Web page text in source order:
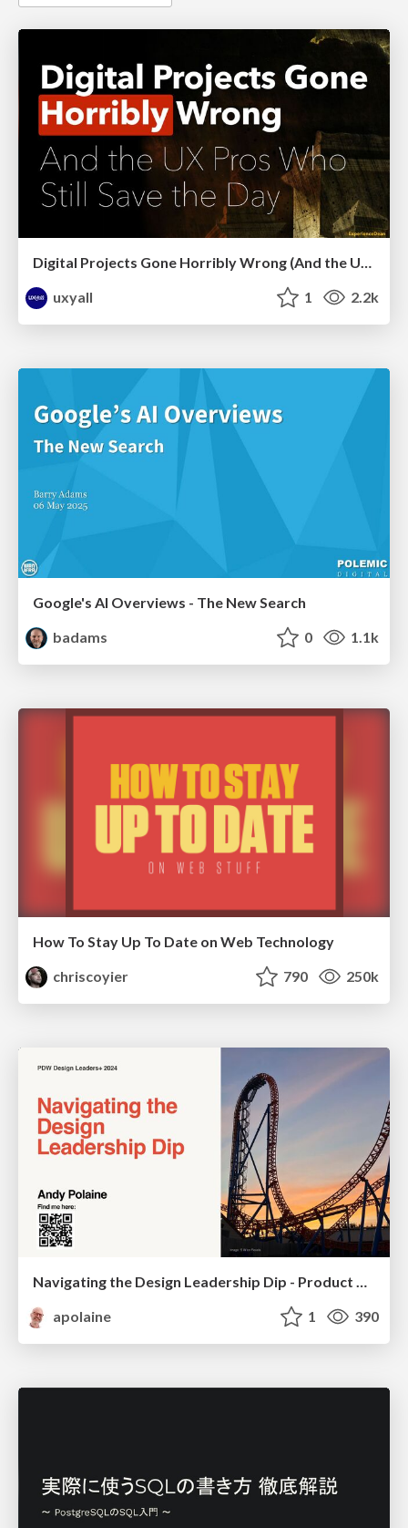
Digital Projects Gone Horribly Wrong (And the UX Pros Who Still Save the Day) - Dean Schuster
uxyall
1 2.2k
Google's AI Overviews - The New Search
badams
0 1.1k
How To Stay Up To Date on Web Technology
chriscoyier
790 250k
apolaine
1 390